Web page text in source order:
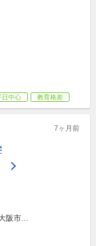
日中心 教育格差
7ヶ月前
阪市...